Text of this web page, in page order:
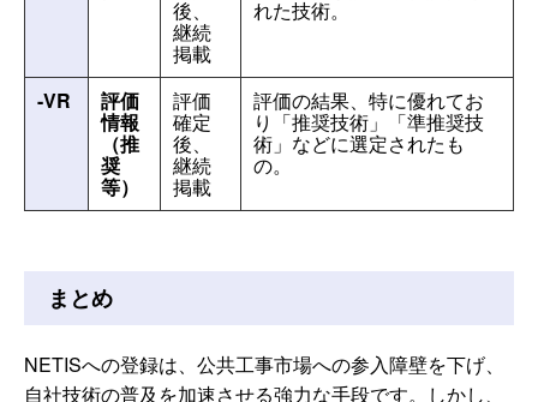
後、
継続
掲載
れた技術。
-VR 評価
情報
（推
奨
等）
評価
確定
後、
継続
掲載
評価の結果、特に優れてお
り「推奨技術」「準推奨技
術」などに選定されたも
の。
まとめ
NETISへの登録は、公共工事市場への参入障壁を下げ、
自社技術の普及を加速させる強力な手段です。しかし、